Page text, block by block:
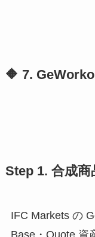
🔶 7.
Step 1. 合成商
IFC Markets の